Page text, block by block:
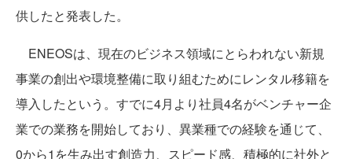
供したと発表した。
ENEOSは、現在のビジネス領域にとらわれない新規
事業の創出や環境整備に取り組むためにレンタル移籍を
導入したという。すでに4月より社員4名がベンチャー企
業での業務を開始しており、異業種での経験を通じて、
0から1を生み出す創造力、スピード感、積極的に社外と